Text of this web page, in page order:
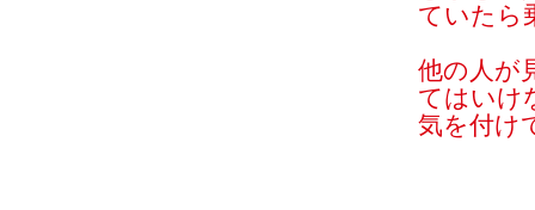
ていたら
他の人が
てはいけ
気を付け